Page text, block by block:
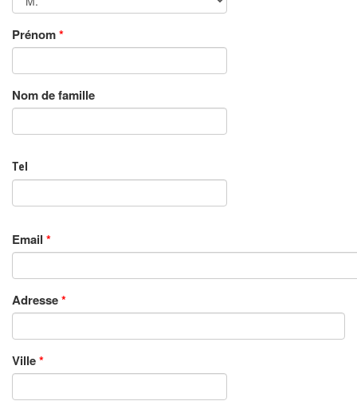
Prénom*
Nom de famille
Tel
Email *
Adresse*
Ville*